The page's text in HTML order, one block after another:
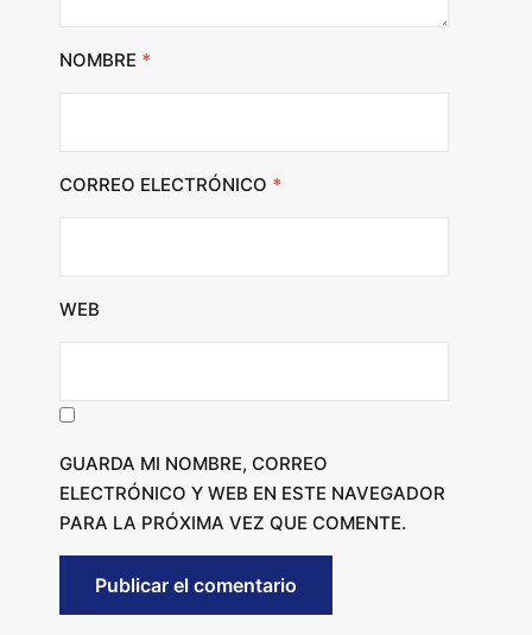
NOMBRE *
CORREO ELECTRÓNICO *
WEB
GUARDA MI NOMBRE, CORREO
ELECTRÓNICO Y WEB EN ESTE NAVEGADOR
PARA LA PRÓXIMA VEZ QUE COMENTE.